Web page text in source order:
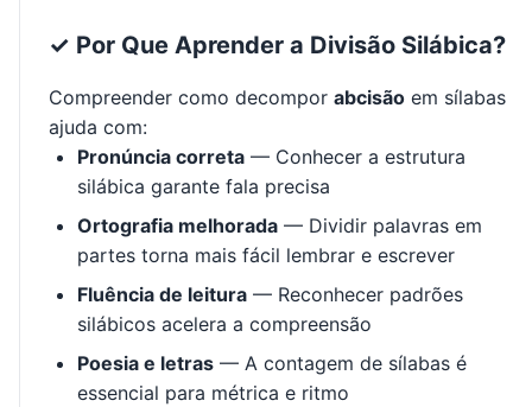
✓ Por Que Aprender a Divisão Silábica?
Compreender como decompor abcisão em sílabas
ajuda com:
Pronúncia correta — Conhecer a estrutura
silábica garante fala precisa
Ortografia melhorada — Dividir palavras em
partes torna mais fácil lembrar e escrever
Fluência de leitura — Reconhecer padrões
silábicos acelera a compreensão
Poesia e letras — A contagem de sílabas é
essencial para métrica e ritmo